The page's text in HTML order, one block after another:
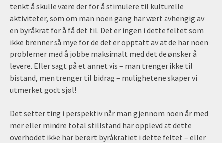
tenkt å skulle være der for å stimulere til kulturelle
aktiviteter, som om man noen gang har vært avhengig av
en byråkrat for å få det til. Det er ingen i dette feltet som
ikke brenner så mye for de det er opptatt av at de har noen
problemer med å jobbe maksimalt med det de ønsker å
levere. Eller sagt på et annet vis – man trenger ikke til
bistand, men trenger til bidrag – mulighetene skaper vi
utmerket godt sjøl!
Det setter ting i perspektiv når man gjennom noen år med
mer eller mindre total stillstand har opplevd at dette
overhodet ikke har berørt byråkratiet i dette feltet – eller